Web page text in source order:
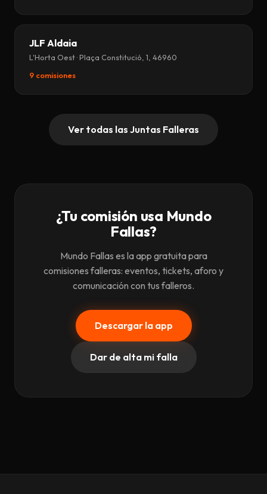
JLF Aldaia
L'Horta Oest · Plaça Constitució, 1, 46960
9 comisiones
Ver todas las Juntas Falleras
¿Tu comisión usa Mundo
Fallas?
Mundo Fallas es la app gratuita para
comisiones falleras: eventos, tickets, aforo y
comunicación con tus falleros.
Descargar la app
Dar de alta mi falla